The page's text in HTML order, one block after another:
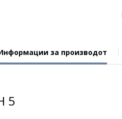
за производот
5